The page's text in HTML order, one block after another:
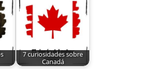
7 curiosidades sobre
Canadá